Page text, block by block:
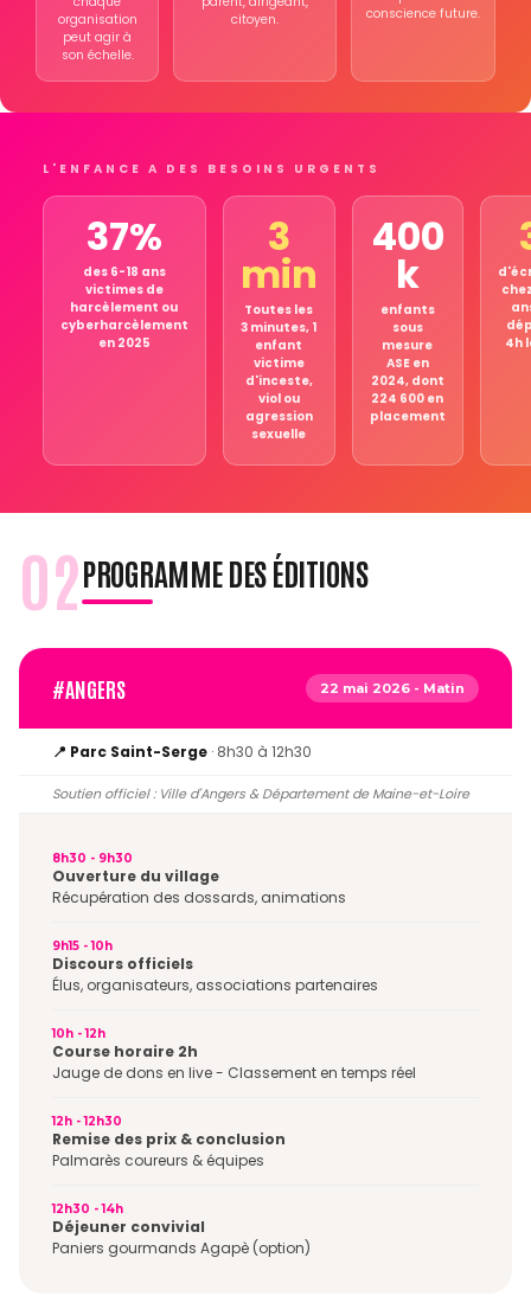
organisation
peut agir à
son échelle.
citoyen.
conscience future.
L'ENFANCE A DES BESOINS URGENTS
37%
des 6-18 ans
victimes de
harcèlement ou
cyberharcèlement
en 2025
3
min
Toutes les
3 minutes, 1
enfant
victime
d'inceste,
viol ou
agression
sexuelle
400
k
enfants
sous
mesure
ASE en
2024, dont
224 600 en
placement
4h
02PROGRAMME DES ÉDITIONS
#ANGERS 22 mai 2026 - Matin
📍 Parc Saint-Serge · 8h30 à 12h30
Soutien officiel : Ville d'Angers & Département de Maine-et-Loire
8h30 - 9h30
Ouverture du village
Récupération des dossards, animations
9h15 - 10h
Discours officiels
Élus, organisateurs, associations partenaires
10h - 12h
Course horaire 2h
Jauge de dons en live - Classement en temps réel
12h - 12h30
Remise des prix & conclusion
Palmarès coureurs & équipes
12h30 - 14h
Déjeuner convivial
Paniers gourmands Agapè (option)